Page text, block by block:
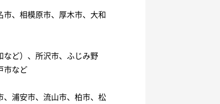
、相模原市、厚木市、大和
ど）、所沢市、ふじみ野
市など
浦安市、流山市、柏市、松